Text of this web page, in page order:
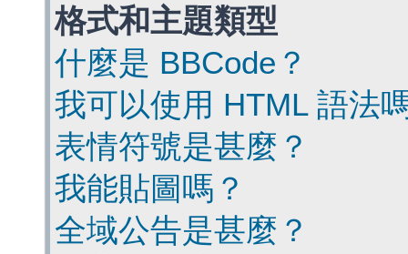
格式和主題類型
什麼是 BBCode？
我可以使用 HTML 語法
表情符號是甚麼？
我能貼圖嗎？
全域公告是甚麼？